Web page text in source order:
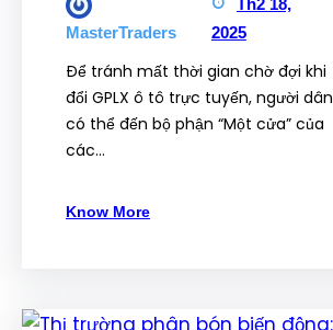
MasterTraders
Th2 18,
2025
Để tránh mất thời gian chờ đợi khi
đổi GPLX ô tô trực tuyến, người dân
có thể đến bộ phận “Một cửa” của
các…
Know More